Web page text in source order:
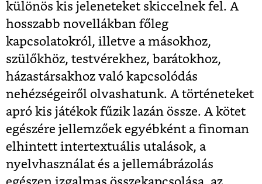
különös kis jeleneteket skiccelnek fel. A
hosszabb novellákban főleg
kapcsolatokról, illetve a másokhoz,
szülőkhöz, testvérekhez, barátokhoz,
házastársakhoz való kapcsolódás
nehézségeiről olvashatunk. A történeteket
apró kis játékok fűzik lazán össze. A kötet
egészére jellemzőek egyébként a finoman
elhintett intertextuális utalások, a
nyelvhasználat és a jellemábrázolás